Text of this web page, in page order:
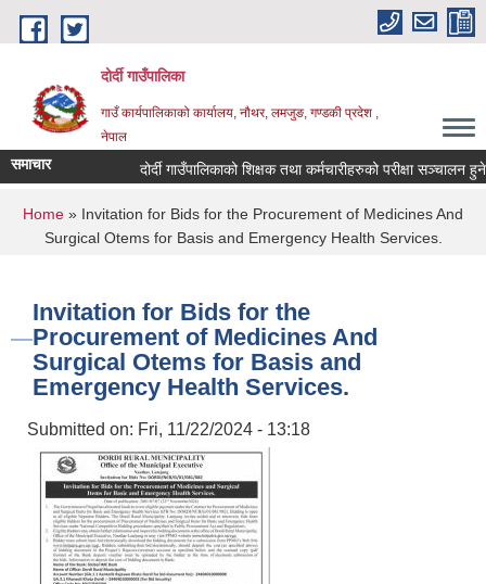
Skip to main content
दोर्दी गाउँपालिका
गाउँ कार्यपालिकाको कार्यालय, नौथर, लमजुङ, गण्डकी प्रदेश ,
नेपाल
समाचार दोर्दी गाउँपालिकाको शिक्षक तथा कर्मचारीहरुको परीक्षा सञ्चालन हुने
You are here
Home » Invitation for Bids for the Procurement of Medicines And
Surgical Otems for Basis and Emergency Health Services.
Invitation for Bids for the
Procurement of Medicines And
Surgical Otems for Basis and
Emergency Health Services.
Submitted on: Fri, 11/22/2024 - 13:18